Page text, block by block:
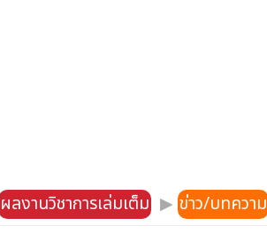
ผลงานวิชาการเล่มเต็ม ▶ ข่าว/บทความ